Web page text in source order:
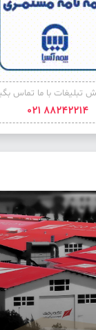
تبلیغات با ما تماس
88242214 021